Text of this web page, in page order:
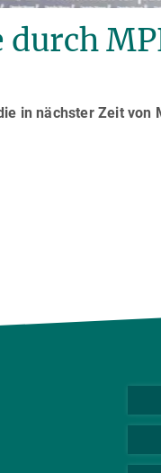
in nächster Zeit